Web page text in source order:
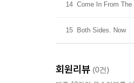
14 Come In From The
15 Both Sides. Now
회원리뷰 (0건)